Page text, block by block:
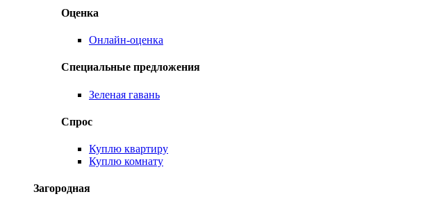
Оценка
Онлайн-оценка
Специальные предложения
Зеленая гавань
Спрос
Куплю квартиру
Куплю комнату
Загородная